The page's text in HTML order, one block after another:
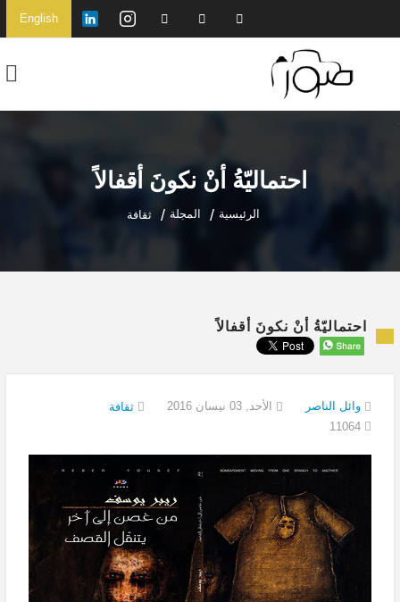
English
احتماليّةُ أنْ نكونَ أقفالاً
الرئيسية المجلة ثقافة
احتماليّةُ أنْ نكونَ أقفالاً
وائل الناصر الأحد, 03 نيسان 2016
ثقافة